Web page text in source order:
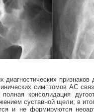
симптомов АС
консолидация
суставной щели; в
и не формируются